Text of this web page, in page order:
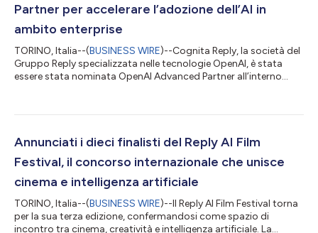
Partner per accelerare l’adozione dell’AI in
ambito enterprise
TORINO, Italia--(BUSINESS WIRE)--Cognita Reply, la società del
Gruppo Reply specializzata nelle tecnologie OpenAI, è stata
essere stata nominata OpenAI Advanced Partner all’interno
proporre e implementare soluzioni AI con OpenAI. Il network
solide capacità progettuali e una profonda conoscenza delle
Annunciati i dieci finalisti del Reply AI Film
Festival, il concorso internazionale che unisce
cinema e intelligenza artificiale
TORINO, Italia--(BUSINESS WIRE)--Il Reply AI Film Festival torna
per la sua terza edizione, confermandosi come spazio di
incontro tra cinema, creatività e intelligenza artificiale. La